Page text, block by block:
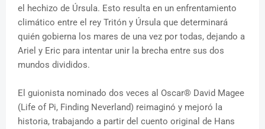
el hechizo de Úrsula. Esto resulta en un enfrentamiento
climático entre el rey Tritón y Úrsula que determinará
quién gobierna los mares de una vez por todas, dejando a
Ariel y Eric para intentar unir la brecha entre sus dos
mundos divididos.
El guionista nominado dos veces al Oscar® David Magee
(Life of Pi, Finding Neverland) reimaginó y mejoró la
historia, trabajando a partir del cuento original de Hans